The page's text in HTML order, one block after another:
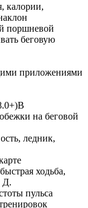
калории,
поршневой
беговую
приложениями
на беговой
ледник,
ходьба,
Д.
пульса